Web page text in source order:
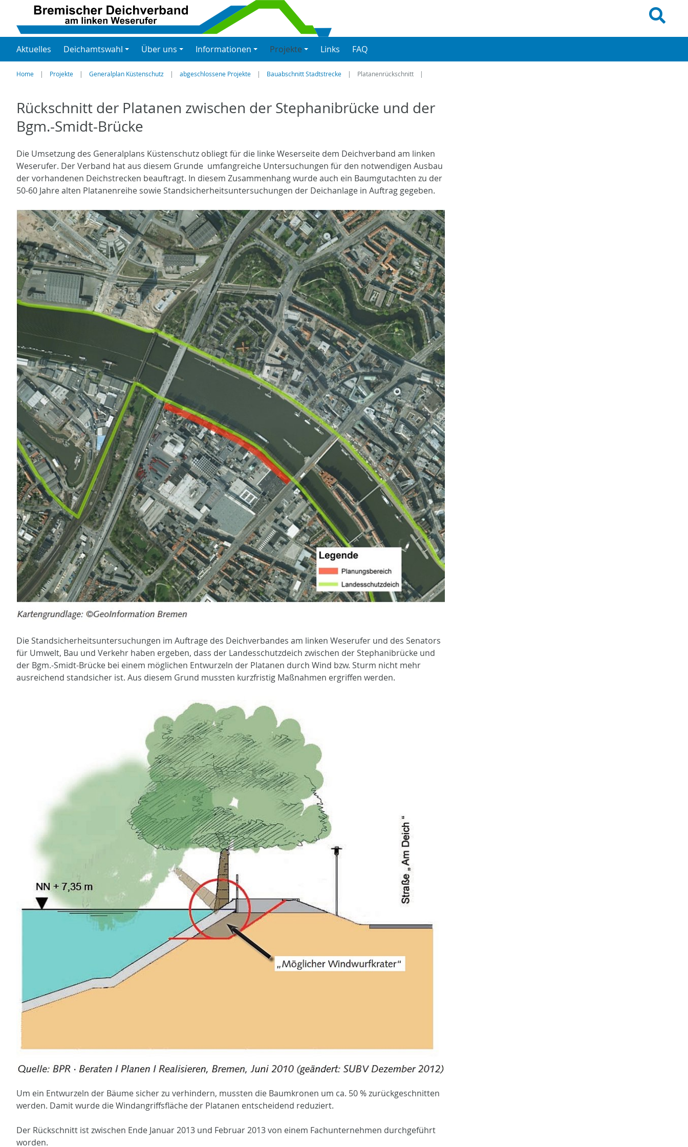
Aktuelles Deichamtswahl Über uns Informationen Projekte Links FAQ
Home Projekte Generalplan Küstenschutz abgeschlossene Projekte Bauabschnitt Stadtstrecke Platanenrückschnitt
Rückschnitt der Platanen zwischen der Stephanibrücke und der
Bgm.-Smidt-Brücke
Die Umsetzung des Generalplans Küstenschutz obliegt für die linke Weserseite dem Deichverband am linken
Weserufer. Der Verband hat aus diesem Grunde umfangreiche Untersuchungen für den notwendigen Ausbau
der vorhandenen Deichstrecken beauftragt. In diesem Zusammenhang wurde auch ein Baumgutachten zu der
50-60 Jahre alten Platanenreihe sowie Standsicherheitsuntersuchungen der Deichanlage in Auftrag gegeben.
Die Standsicherheitsuntersuchungen im Auftrage des Deichverbandes am linken Weserufer und des Senators
für Umwelt, Bau und Verkehr haben ergeben, dass der Landesschutzdeich zwischen der Stephanibrücke und
der Bgm.-Smidt-Brücke bei einem möglichen Entwurzeln der Platanen durch Wind bzw. Sturm nicht mehr
ausreichend standsicher ist. Aus diesem Grund mussten kurzfristig Maßnahmen ergriffen werden.
Um ein Entwurzeln der Bäume sicher zu verhindern, mussten die Baumkronen um ca. 50 % zurückgeschnitten
werden. Damit wurde die Windangriffsfläche der Platanen entscheidend reduziert.
Der Rückschnitt ist zwischen Ende Januar 2013 und Februar 2013 von einem Fachunternehmen durchgeführt
worden.